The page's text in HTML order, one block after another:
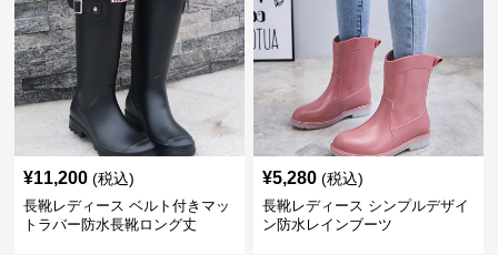
¥11,200 (税込)
長靴レディース ベルト付きマッ
トラバー防水長靴ロング丈
¥5,280 (税込)
長靴レディース シンプルデザイ
ン防水レインブーツ